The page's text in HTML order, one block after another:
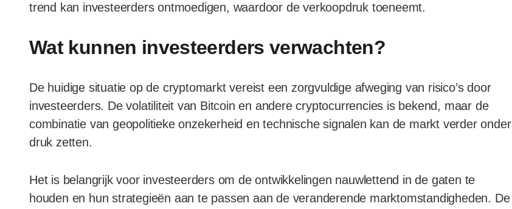
trend kan investeerders ontmoedigen, waardoor de verkoopdruk toeneemt.
Wat kunnen investeerders verwachten?
De huidige situatie op de cryptomarkt vereist een zorgvuldige afweging van risico’s door
investeerders. De volatiliteit van Bitcoin en andere cryptocurrencies is bekend, maar de
combinatie van geopolitieke onzekerheid en technische signalen kan de markt verder onder
druk zetten.
Het is belangrijk voor investeerders om de ontwikkelingen nauwlettend in de gaten te
houden en hun strategieën aan te passen aan de veranderende marktomstandigheden. De